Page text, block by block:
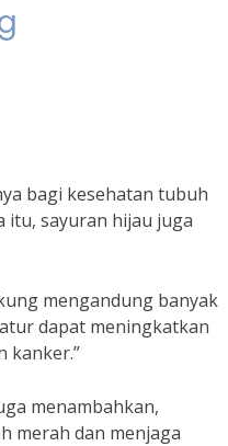
bagi kesehatan tubuh
itu, sayuran hijau juga
mengandung banyak
dapat meningkatkan
kanker.”
menambahkan,
merah dan menjaga